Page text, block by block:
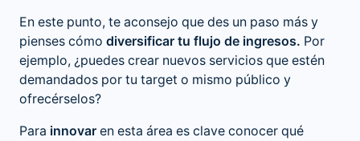
En este punto, te aconsejo que des un paso más y
pienses cómo diversificar tu flujo de ingresos. Por
ejemplo, ¿puedes crear nuevos servicios que estén
demandados por tu target o mismo público y
ofrecérselos?
Para innovar en esta área es clave conocer qué